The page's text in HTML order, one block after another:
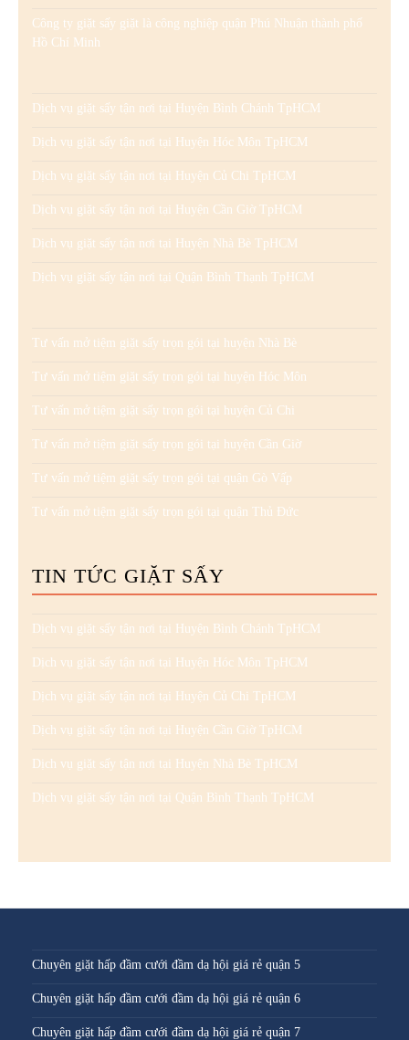
Công ty giặt sấy giặt là công nghiệp quận Phú Nhuận thành phố
Hồ Chí Minh
Dịch vụ giặt sấy tận nơi tại Huyện Bình Chánh TpHCM
Dịch vụ giặt sấy tận nơi tại Huyện Hóc Môn TpHCM
Dịch vụ giặt sấy tận nơi tại Huyện Củ Chi TpHCM
Dịch vụ giặt sấy tận nơi tại Huyện Cần Giờ TpHCM
Dịch vụ giặt sấy tận nơi tại Huyện Nhà Bè TpHCM
Dịch vụ giặt sấy tận nơi tại Quận Bình Thạnh TpHCM
Tư vấn mở tiệm giặt sấy trọn gói tại huyện Nhà Bè
Tư vấn mở tiệm giặt sấy trọn gói tại huyện Hóc Môn
Tư vấn mở tiệm giặt sấy trọn gói tại huyện Củ Chi
Tư vấn mở tiệm giặt sấy trọn gói tại huyện Cần Giờ
Tư vấn mở tiệm giặt sấy trọn gói tại quận Gò Vấp
Tư vấn mở tiệm giặt sấy trọn gói tại quận Thủ Đức
TIN TỨC GIẶT SẤY
Dịch vụ giặt sấy tận nơi tại Huyện Bình Chánh TpHCM
Dịch vụ giặt sấy tận nơi tại Huyện Hóc Môn TpHCM
Dịch vụ giặt sấy tận nơi tại Huyện Củ Chi TpHCM
Dịch vụ giặt sấy tận nơi tại Huyện Cần Giờ TpHCM
Dịch vụ giặt sấy tận nơi tại Huyện Nhà Bè TpHCM
Dịch vụ giặt sấy tận nơi tại Quận Bình Thạnh TpHCM
Chuyên giặt hấp đầm cưới đầm dạ hội giá rẻ quận 5
Chuyên giặt hấp đầm cưới đầm dạ hội giá rẻ quận 6
Chuyên giặt hấp đầm cưới đầm dạ hội giá rẻ quận 7